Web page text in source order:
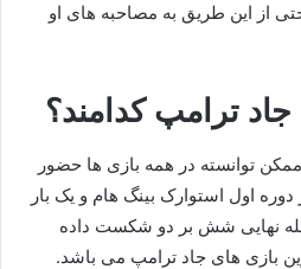
از این طریق به مصاحبه های او
ترامپ کدامند؟
ممکن توانسته در همه بازی ها حضور
اول استوارک بینگ هام و یک بار
نهایی شش بر دو شکست داده
بازی های جاد ترامپ می باشد.